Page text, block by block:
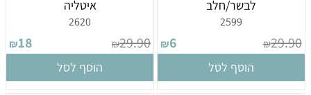
לבשר/חלב
2599
₪29.90
₪6
הוסף לסל
איטליה
2620
₪29.90
₪18
הוסף לסל